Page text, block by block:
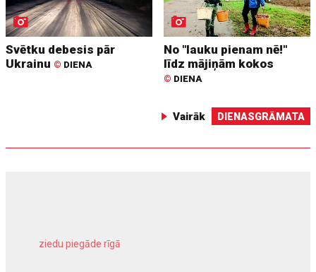
Svētku debesis pār
Ukrainu © DIENA
No "lauku pienam nē!"
līdz mājiņām kokos
© DIENA
Vairāk DIENASGRĀMATA
ziedu piegāde rīgā